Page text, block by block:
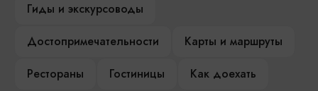
Гиды и экскурсоводы
Достопримечательности
Карты и маршруты
Рестораны
Гостиницы
Как доехать